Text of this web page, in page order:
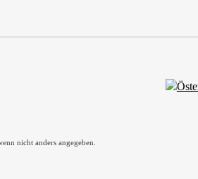
nicht anders angegeben.